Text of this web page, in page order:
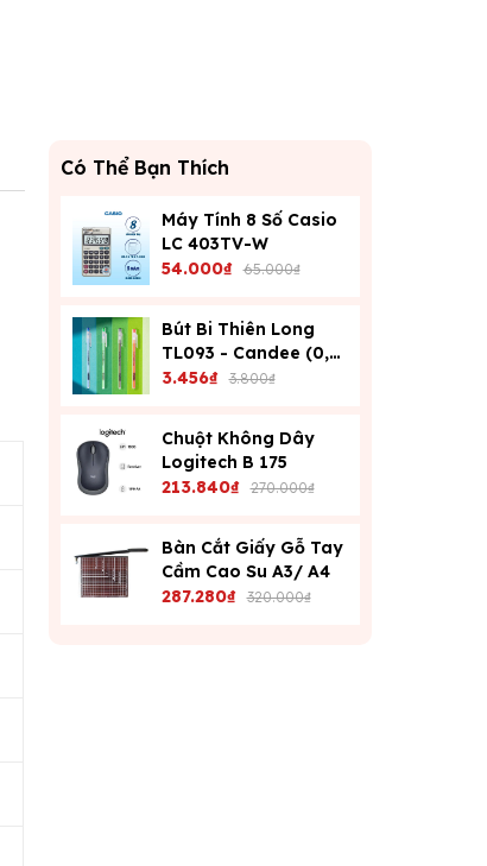
Có Thể Bạn Thích
Máy Tính 8 Số Casio
LC 403TV-W
54.000₫ 65.000₫
Bút Bi Thiên Long
TL093 - Candee (0,6
Mm) - Xanh
3.456₫ 3.800₫
Chuột Không Dây
Logitech B 175
213.840₫ 270.000₫
Bàn Cắt Giấy Gỗ Tay
Cầm Cao Su A3/ A4
287.280₫ 320.000₫